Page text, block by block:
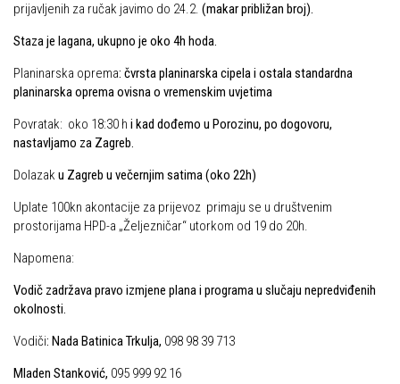
prijavljenih za ručak javimo do 24.2. (makar približan broj).
Staza je lagana, ukupno je oko 4h hoda.
Planinarska oprema: čvrsta planinarska cipela i ostala standardna
planinarska oprema ovisna o vremenskim uvjetima
Povratak: oko 18:30 h i kad dođemo u Porozinu, po dogovoru,
nastavljamo za Zagreb.
Dolazak u Zagreb u večernjim satima (oko 22h)
Uplate 100kn akontacije za prijevoz primaju se u društvenim
prostorijama HPD-a „Željezničar“ utorkom od 19 do 20h.
Napomena:
Vodič zadržava pravo izmjene plana i programa u slučaju nepredviđenih
okolnosti.
Vodiči: Nada Batinica Trkulja, 098 98 39 713
Mladen Stanković, 095 999 92 16